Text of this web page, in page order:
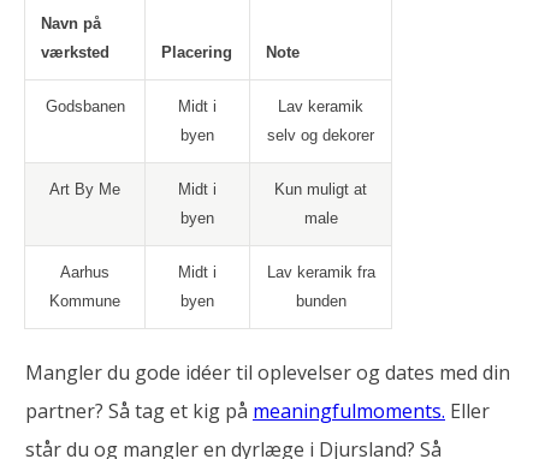
Navn på
værksted
Placering Note
Godsbanen
Midt i
byen
Lav keramik
selv og dekorer
Art By Me
Midt i
byen
Kun muligt at
male
Aarhus
Kommune
Midt i
byen
Lav keramik fra
bunden
Mangler du gode idéer til oplevelser og dates med din
partner? Så tag et kig på meaningfulmoments. Eller
står du og mangler en dyrlæge i Djursland? Så